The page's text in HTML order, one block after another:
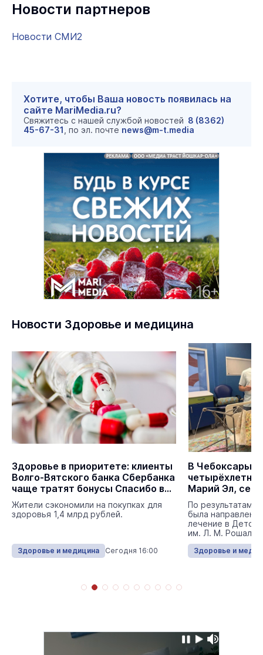
Новости партнеров
Новости СМИ2
Хотите, чтобы Ваша новость появилась на
сайте MariMedia.ru?
Свяжитесь с нашей службой новостей 8 (8362)
45-67-31 , по эл. почте news@m-t.media
Новости Здоровье и медицина
Здоровье в приоритете: клиенты
Волго-Вятского банка Сбербанка
чаще тратят бонусы Спасибо в
аптеках
Жители сэкономили на покупках для
здоровья 1,4 млрд рублей.
Здоровье и медицина Сегодня 16:00
В Чебоксары
Марий Эл,
По результатам
была направлена
лечение в
им. Л. М. Рошаля
Здоровье и